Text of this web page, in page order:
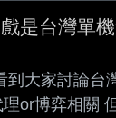
是台灣單
到大家討論台
or博弈相關